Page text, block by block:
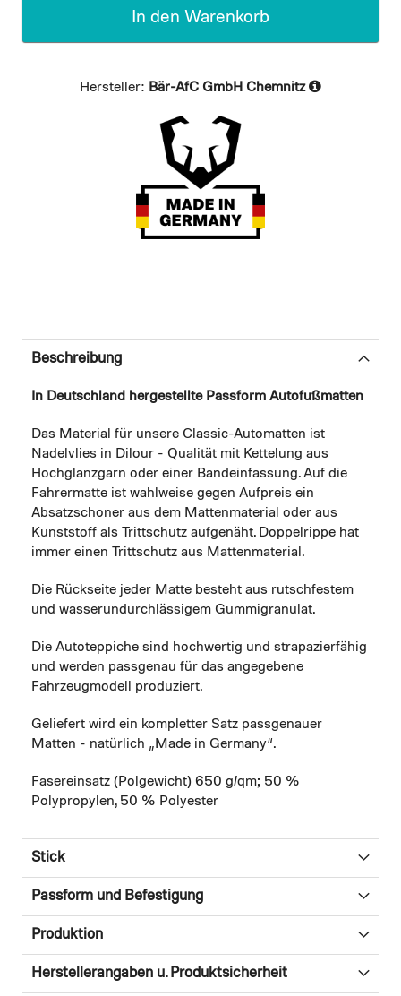
In den Warenkorb
Hersteller: Bär-AfC GmbH Chemnitz
Beschreibung
In Deutschland hergestellte Passform Autofußmatten
Das Material für unsere Classic-Automatten ist
Nadelvlies in Dilour - Qualität mit Kettelung aus
Hochglanzgarn oder einer Bandeinfassung. Auf die
Fahrermatte ist wahlweise gegen Aufpreis ein
Absatzschoner aus dem Mattenmaterial oder aus
Kunststoff als Trittschutz aufgenäht. Doppelrippe hat
immer einen Trittschutz aus Mattenmaterial.
Die Rückseite jeder Matte besteht aus rutschfestem
und wasserundurchlässigem Gummigranulat.
Die Autoteppiche sind hochwertig und strapazierfähig
und werden passgenau für das angegebene
Fahrzeugmodell produziert.
Geliefert wird ein kompletter Satz passgenauer
Matten - natürlich „Made in Germany“.
Fasereinsatz (Polgewicht) 650 g/qm; 50 %
Polypropylen, 50 % Polyester
Stick
Passform und Befestigung
Produktion
Herstellerangaben u. Produktsicherheit